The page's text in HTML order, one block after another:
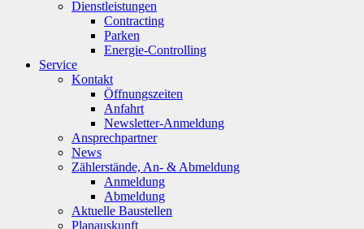
Dienstleistungen
Contracting
Parken
Energie-Controlling
Service
Kontakt
Öffnungszeiten
Anfahrt
Newsletter-Anmeldung
Ansprechpartner
News
Zählerstände, An- & Abmeldung
Anmeldung
Abmeldung
Aktuelle Baustellen
Planauskunft